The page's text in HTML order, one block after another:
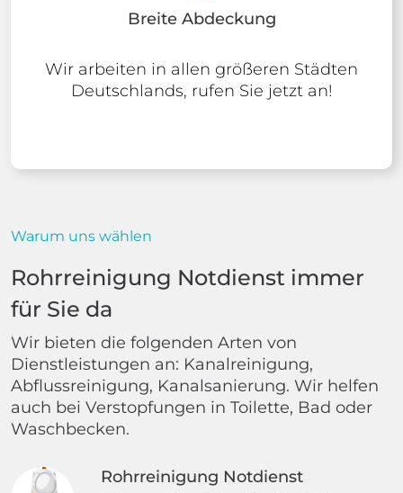
Breite Abdeckung
Wir arbeiten in allen größeren Städten
Deutschlands, rufen Sie jetzt an!
Warum uns wählen
Rohrreinigung Notdienst immer
für Sie da
Wir bieten die folgenden Arten von
Dienstleistungen an: Kanalreinigung,
Abflussreinigung, Kanalsanierung. Wir helfen
auch bei Verstopfungen in Toilette, Bad oder
Waschbecken.
Rohrreinigung Notdienst